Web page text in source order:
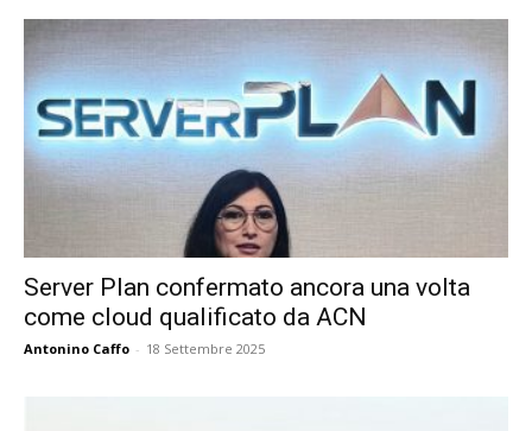
Server Plan confermato ancora una volta
come cloud qualificato da ACN
Antonino Caffo - 18 Settembre 2025